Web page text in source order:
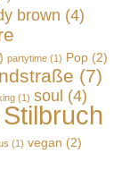
brown (4)
partytime (1) Pop (2)
(7)
(1) soul (4)
Stilbruch
(1) vegan (2)